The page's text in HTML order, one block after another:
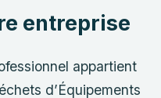
entreprise
appartient
d’Équipements